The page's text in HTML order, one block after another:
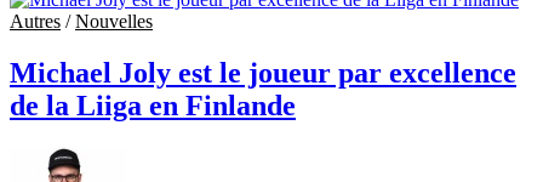
Autres /Nouvelles
Michael Joly est le joueur par excellence
de la Liiga en Finlande